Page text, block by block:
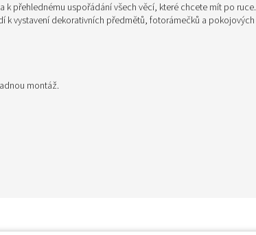
přehlednému uspořádání všech věcí, které chcete mít po ruce.
k vystavení dekorativních předmětů, fotorámečků a pokojových
montáž.